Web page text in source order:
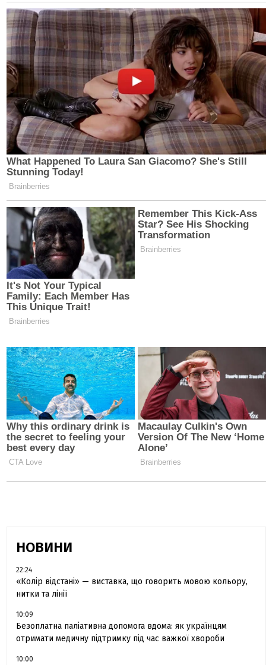
НОВИНИ
22:24
«Колір відстані» — виставка, що говорить мовою кольору,
нитки та лінії
10:09
Безоплатна паліативна допомога вдома: як українцям
отримати медичну підтримку під час важкої хвороби
10:00